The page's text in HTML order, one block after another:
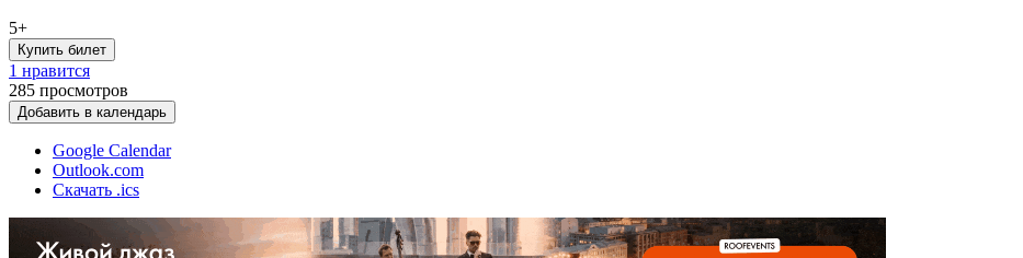
5+
Купить билет
1 нравится
285 просмотров
Добавить в календарь
Google Calendar
Outlook.com
Скачать .ics